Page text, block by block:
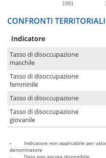
1991
CONFRONTI
Indicatore
Tasso di disoccupazione
maschile
Tasso di disoccupazione
femminile
Tasso di disoccupazione
Tasso di disoccupazione
giovanile
-
Indicatore non applicabile per
denominatore